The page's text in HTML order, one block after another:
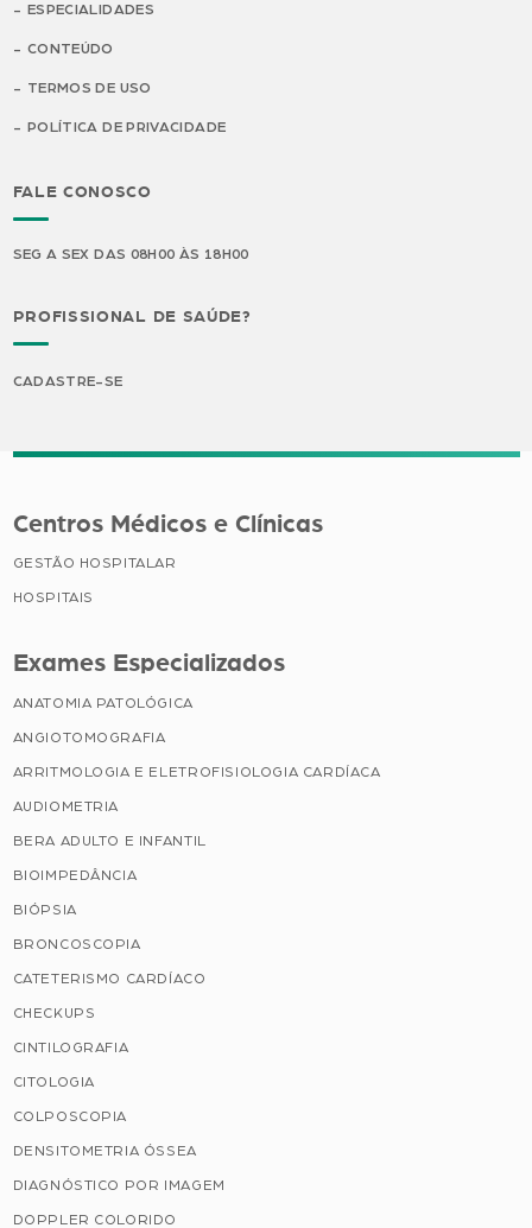
ESPECIALIDADES
CONTEÚDO
TERMOS DE USO
POLÍTICA DE PRIVACIDADE
FALE CONOSCO
SEG A SEX DAS 08H00 ÀS 18H00
PROFISSIONAL DE SAÚDE?
CADASTRE-SE
Centros Médicos e Clínicas
GESTÃO HOSPITALAR
HOSPITAIS
Exames Especializados
ANATOMIA PATOLÓGICA
ANGIOTOMOGRAFIA
ARRITMOLOGIA E ELETROFISIOLOGIA CARDÍACA
AUDIOMETRIA
BERA ADULTO E INFANTIL
BIOIMPEDÂNCIA
BIÓPSIA
BRONCOSCOPIA
CATETERISMO CARDÍACO
CHECKUPS
CINTILOGRAFIA
CITOLOGIA
COLPOSCOPIA
DENSITOMETRIA ÓSSEA
DIAGNÓSTICO POR IMAGEM
DOPPLER COLORIDO